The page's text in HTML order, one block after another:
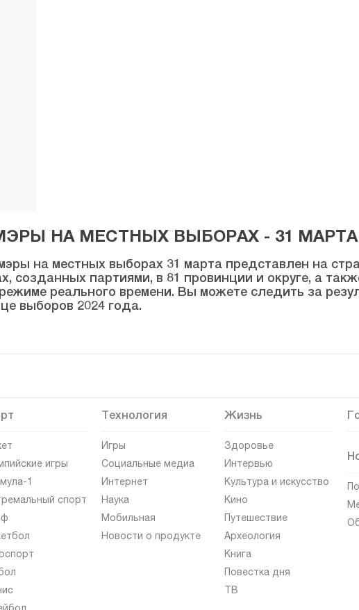
НА МЕСТНЫХ ВЫБОРАХ - 31 МАРТА
на местных выборах 31 марта представлен на
созданных партиями, в 81 провинции и округе, а
реального времени. Вы можете следить за
выборов 2024 года.
игры
1
спорт
Технология
Игры
Социальные медиа
Интернет
Наука
Мобильная
Новости о продукте
Жизнь
Здоровье
Интервью
Культура и искусство
Кино
Путешествие
Археология
Книга
Повестка дня
ТВ